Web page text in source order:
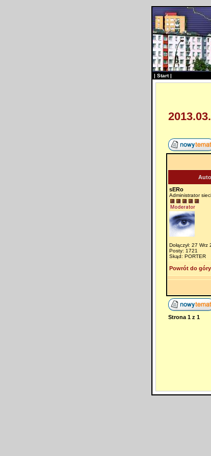
| Start|
sERo
Administrator sieci
Dołączył: 27 Wrz
Posty: 1721
Skąd: PORTER
Powrót do góry
Strona 1z 1